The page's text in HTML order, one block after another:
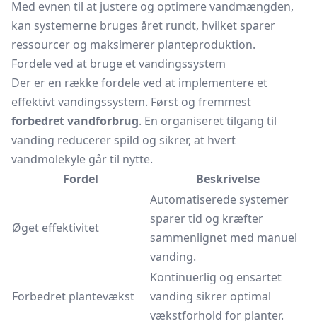
Med evnen til at justere og optimere vandmængden,
kan systemerne bruges året rundt, hvilket sparer
ressourcer og maksimerer planteproduktion.
Fordele ved at bruge et vandingssystem
Der er en række fordele ved at implementere et
effektivt vandingssystem. Først og fremmest
forbedret vandforbrug. En organiseret tilgang til
vanding reducerer spild og sikrer, at hvert
vandmolekyle går til nytte.
Fordel
Beskrivelse
Øget effektivitet
Automatiserede systemer
sparer tid og kræfter
sammenlignet med manuel
vanding.
Forbedret plantevækst
Kontinuerlig og ensartet
vanding sikrer optimal
vækstforhold for planter.